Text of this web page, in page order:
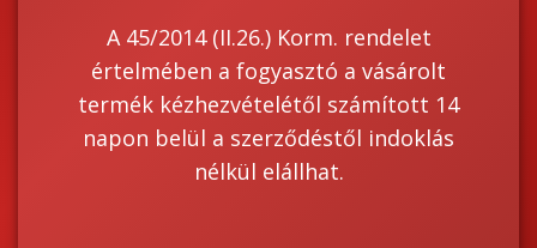
A 45/2014 (II.26.) Korm. rendelet
értelmében a fogyasztó a vásárolt
termék kézhezvételétől számított 14
napon belül a szerződéstől indoklás
nélkül elállhat.